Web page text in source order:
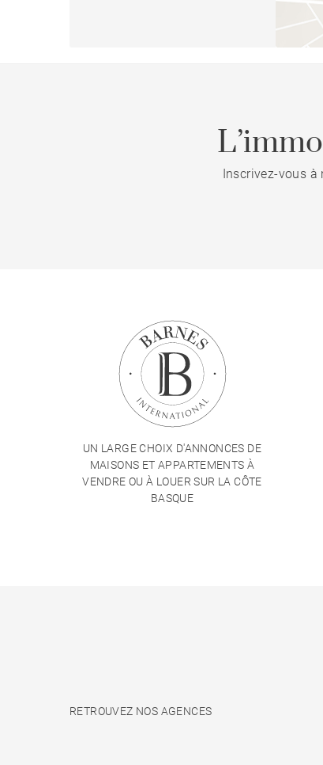
Inscrivez-vous à
UN LARGE CHOIX D'ANNONCES DE
MAISONS ET APPARTEMENTS À
VENDRE OU À LOUER SUR LA CÔTE
BASQUE
RETROUVEZ NOS AGENCES